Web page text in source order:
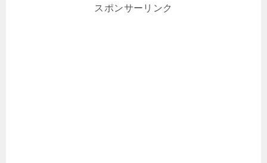
スポンサーリンク